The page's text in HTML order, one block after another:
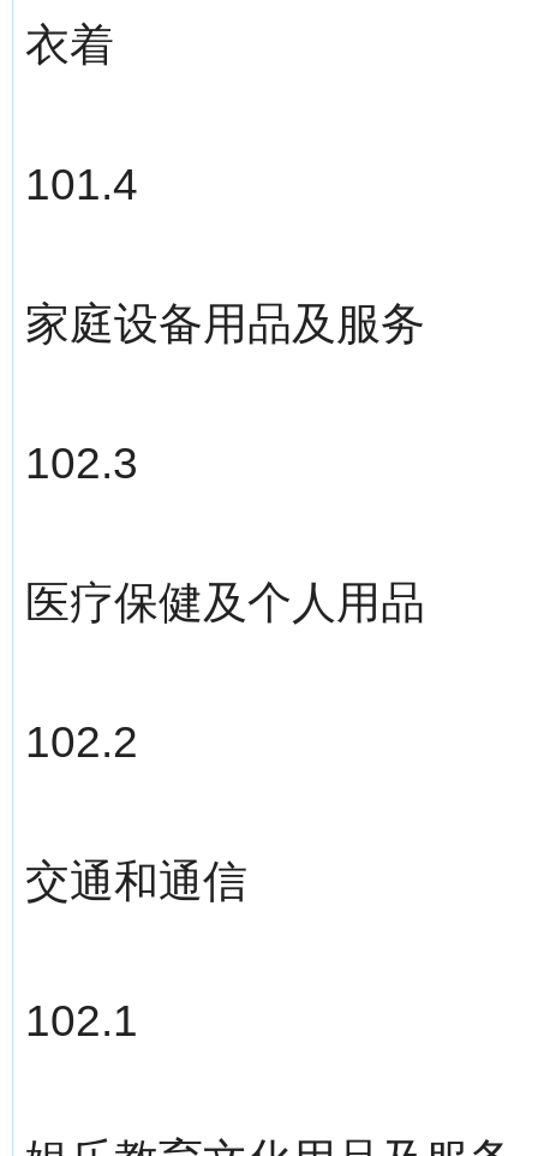
衣着
101.4
家庭设备用品及服务
102.3
医疗保健及个人用品
102.2
交通和通信
102.1